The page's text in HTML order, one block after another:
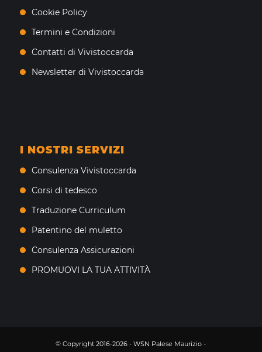
Cookie Policy
Termini e Condizioni
Contatti di Vivistoccarda
Newsletter di Vivistoccarda
I NOSTRI SERVIZI
Consulenza Vivistoccarda
Corsi di tedesco
Traduzione Curriculum
Patentino del muletto
Consulenza Assicurazioni
PROMUOVI LA TUA ATTIVITÀ
© Copyright 2016-2026 - WSN Palese Maurizio -